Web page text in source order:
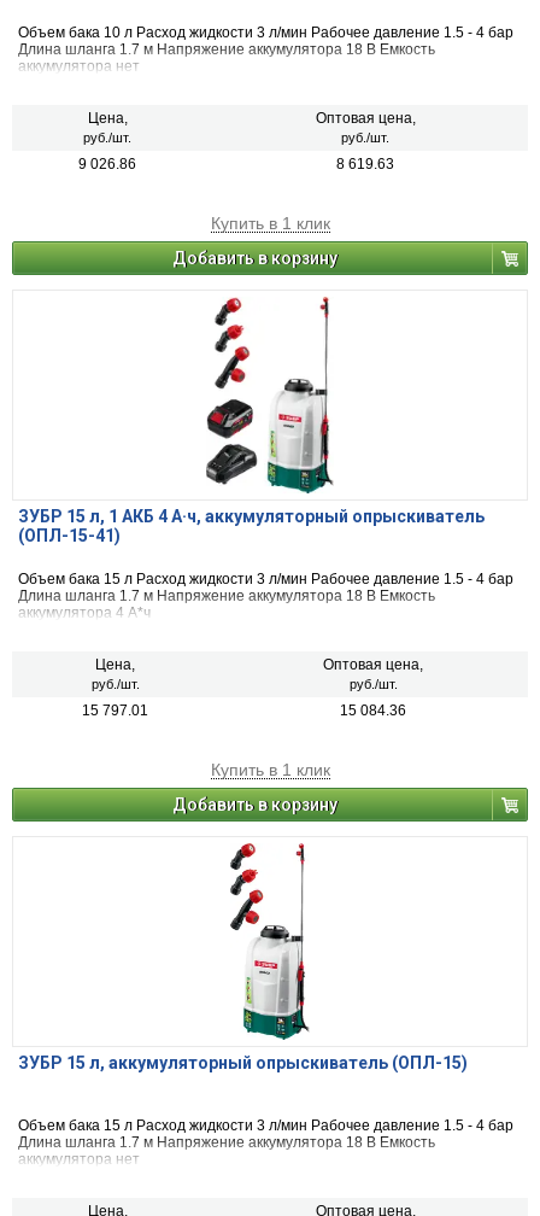
Объем бака 10 л Расход жидкости 3 л/мин Рабочее давление 1.5 - 4 бар
Длина шланга 1.7 м Напряжение аккумулятора 18 В Емкость
аккумулятора нет
Цена,
руб./шт.
Оптовая цена,
руб./шт.
9 026.86 8 619.63
Купить в 1 клик
Добавить в корзину
ЗУБР 15 л, 1 АКБ 4 А·ч, аккумуляторный опрыскиватель
(ОПЛ-15-41)
Объем бака 15 л Расход жидкости 3 л/мин Рабочее давление 1.5 - 4 бар
Длина шланга 1.7 м Напряжение аккумулятора 18 В Емкость
аккумулятора 4 А*ч
Цена,
руб./шт.
Оптовая цена,
руб./шт.
15 797.01 15 084.36
Купить в 1 клик
Добавить в корзину
ЗУБР 15 л, аккумуляторный опрыскиватель (ОПЛ-15)
Объем бака 15 л Расход жидкости 3 л/мин Рабочее давление 1.5 - 4 бар
Длина шланга 1.7 м Напряжение аккумулятора 18 В Емкость
аккумулятора нет
Цена, Оптовая цена,